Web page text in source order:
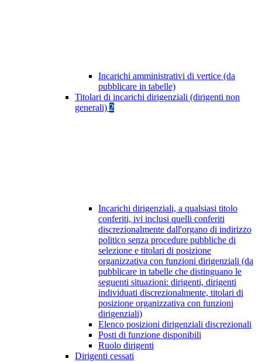
Incarichi amministrativi di vertice (da
pubblicare in tabelle)
Titolari di incarichi dirigenziali (dirigenti non
generali) 2
Incarichi dirigenziali, a qualsiasi titolo
conferiti, ivi inclusi quelli conferiti
discrezionalmente dall'organo di indirizzo
politico senza procedure pubbliche di
selezione e titolari di posizione
organizzativa con funzioni dirigenziali (da
pubblicare in tabelle che distinguano le
seguenti situazioni: dirigenti, dirigenti
individuati discrezionalmente, titolari di
posizione organizzativa con funzioni
dirigenziali)
Elenco posizioni dirigenziali discrezionali
Posti di funzione disponibili
Ruolo dirigenti
Dirigenti cessati